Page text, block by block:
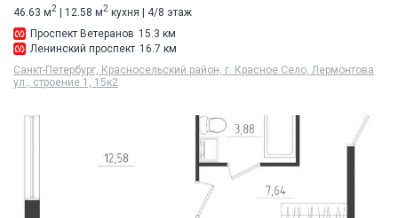
46.63 м2 | 12.58 м2 кухня | 4/8 этаж
Проспект Ветеранов 15.3 км
Ленинский проспект 16.7 км
Санкт-Петербург, Красносельский район, г. Красное Село, Лермонтова
ул., строение 1, 15к2